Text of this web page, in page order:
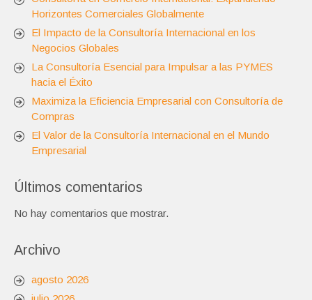
Horizontes Comerciales Globalmente
El Impacto de la Consultoría Internacional en los
Negocios Globales
La Consultoría Esencial para Impulsar a las PYMES
hacia el Éxito
Maximiza la Eficiencia Empresarial con Consultoría de
Compras
El Valor de la Consultoría Internacional en el Mundo
Empresarial
Últimos comentarios
No hay comentarios que mostrar.
Archivo
agosto 2026